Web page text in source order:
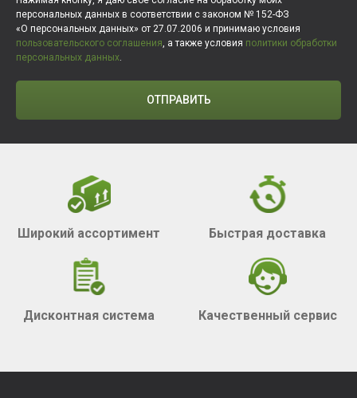
персональных данных в соответствии с законом № 152-ФЗ
«О персональных данных» от 27.07.2006 и принимаю условия
пользовательского соглашения, а также условия политики обработки
персональных данных.
ОТПРАВИТЬ
Широкий ассортимент Быстрая доставка
Дисконтная система Качественный сервис